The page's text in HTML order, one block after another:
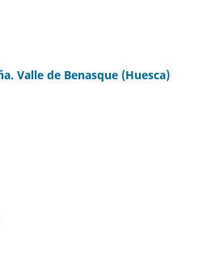
Valle de Benasque (Huesca)